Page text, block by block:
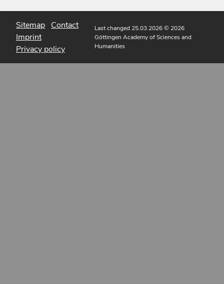
Sitemap Contact
Imprint
Privacy policy
Last changed 25.03.2026© 2026
Göttingen Academy of Sciences and
Humanities